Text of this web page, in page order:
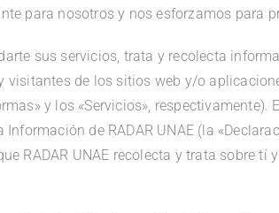
para nosotros y nos esforzamos para
sus servicios, trata y recolecta
visitantes de los sitios web y/o
y los «Servicios», respectivamente).
de RADAR UNAE (la
RADAR UNAE recolecta y trata sobre tí